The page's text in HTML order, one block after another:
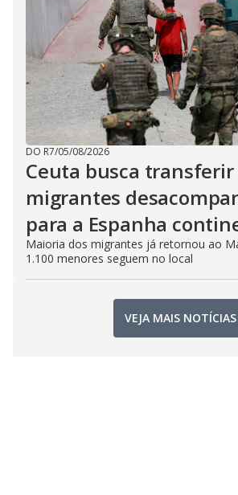
DO R7/05/08/2026
Ceuta busca
migrantes
para a Espanha
Maioria dos migrantes já retornou ao
1.100 menores seguem no local
VEJA MAIS NOTÍCIAS